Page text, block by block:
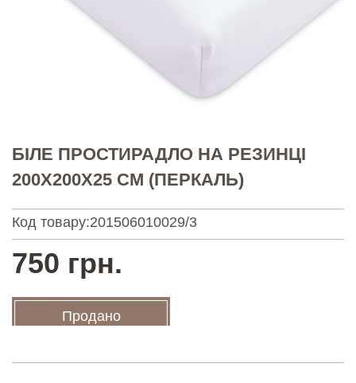
БІЛЕ ПРОСТИРАДЛО НА РЕЗИНЦІ
200Х200Х25 СМ (ПЕРКАЛЬ)
Код товару:201506010029/3
750 грн.
Продано